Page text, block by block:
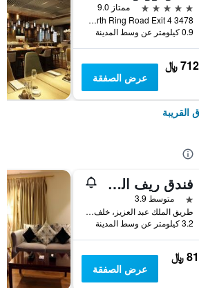
5 نجوم
ممتاز 9.0
3478 North Ring Road Exit 4, الرياض, المملكة العربية السعودية
0.9 كيلومتر عن وسط المدينة
712 ﷼
عرض الصفقة
القريبة
فندق ريف المالاز الدولي
نجمة واحدة
متوسط 3.9
طريق الملك عبد العزيز، خلف بنك سامبا المكتب الرئيسي الملز, الرياض, المملكة العربية السعودية
3.2 كيلومتر عن وسط المدينة
81 ﷼
عرض الصفقة